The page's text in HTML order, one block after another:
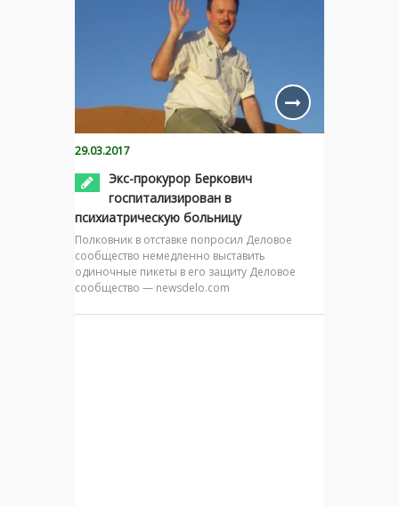
29.03.2017
Экс-прокурор Беркович
госпитализирован в
психиатрическую больницу
Полковник в отставке попросил Деловое
сообщество немедленно выставить
одиночные пикеты в его защиту Деловое
сообщество — newsdelo.com